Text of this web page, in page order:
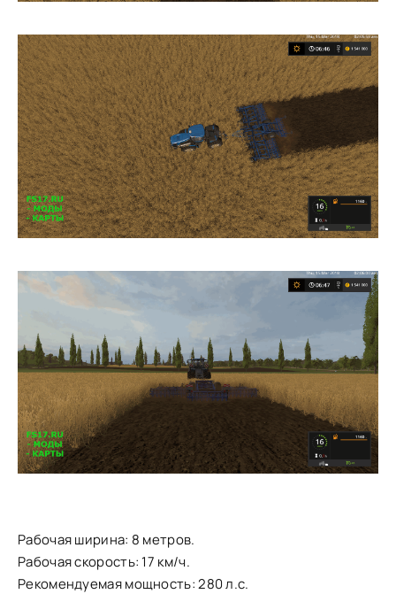
Рабочая ширина: 8 метров.
Рабочая скорость: 17 км/ч.
Рекомендуемая мощность: 280 л.с.